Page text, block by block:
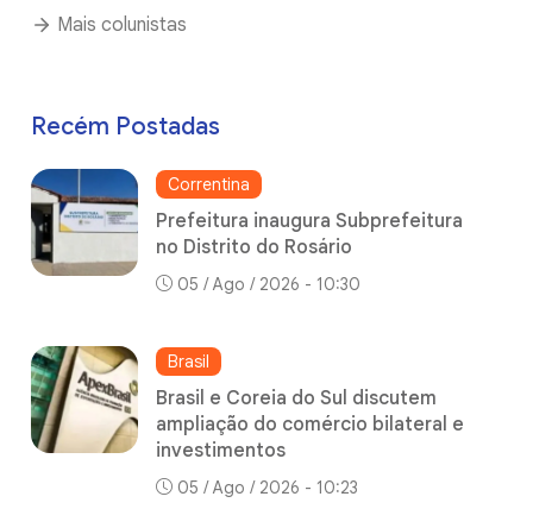
Mais colunistas
Recém Postadas
Correntina
Prefeitura inaugura Subprefeitura
no Distrito do Rosário
05 / Ago / 2026 - 10:30
Brasil
Brasil e Coreia do Sul discutem
ampliação do comércio bilateral e
investimentos
05 / Ago / 2026 - 10:23